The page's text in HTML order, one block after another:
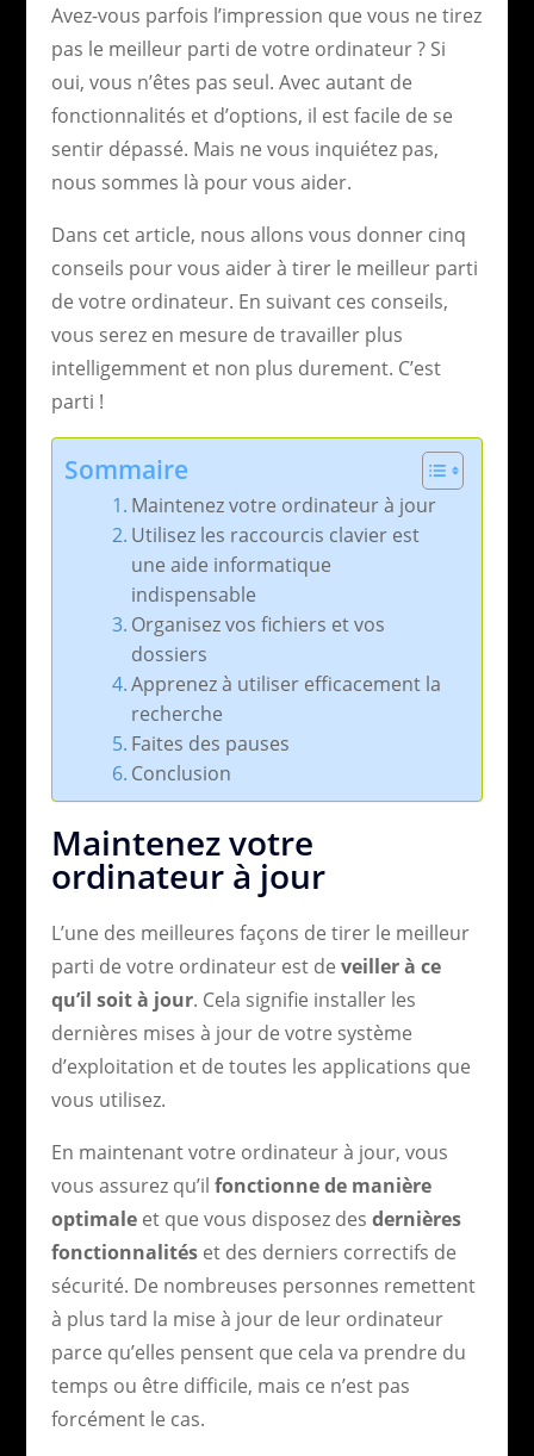
Avez-vous parfois l’impression que vous ne tirez
pas le meilleur parti de votre ordinateur ? Si
oui, vous n’êtes pas seul. Avec autant de
fonctionnalités et d’options, il est facile de se
sentir dépassé. Mais ne vous inquiétez pas,
nous sommes là pour vous aider.
Dans cet article, nous allons vous donner cinq
conseils pour vous aider à tirer le meilleur parti
de votre ordinateur. En suivant ces conseils,
vous serez en mesure de travailler plus
intelligemment et non plus durement. C’est
parti !
Sommaire
Maintenez votre ordinateur à jour
Utilisez les raccourcis clavier est
une aide informatique
indispensable
Organisez vos fichiers et vos
dossiers
Apprenez à utiliser efficacement la
recherche
Faites des pauses
Conclusion
Maintenez votre
ordinateur à jour
L’une des meilleures façons de tirer le meilleur
parti de votre ordinateur est de veiller à ce
qu’il soit à jour. Cela signifie installer les
dernières mises à jour de votre système
d’exploitation et de toutes les applications que
vous utilisez.
En maintenant votre ordinateur à jour, vous
vous assurez qu’il fonctionne de manière
optimaleet que vous disposez des dernières
fonctionnalitéset des derniers correctifs de
sécurité. De nombreuses personnes remettent
à plus tard la mise à jour de leur ordinateur
parce qu’elles pensent que cela va prendre du
temps ou être difficile, mais ce n’est pas
forcément le cas.